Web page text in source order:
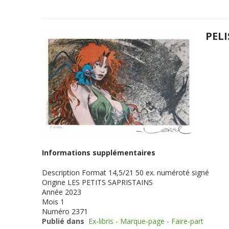
Informations supplémentaires
Description Format 14,5/21 50 ex. numéroté signé
Origine LES PETITS SAPRISTAINS
Année 2023
Mois 1
Numéro 2371
Publié dans Ex-libris - Marque-page - Faire-part